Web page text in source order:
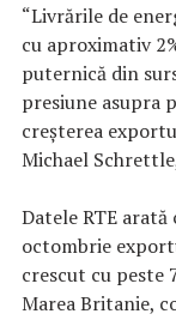
“Livrările de
cu aproximativ
puternică din
presiune asupra
creşterea
Michael
Datele RTE
octombrie
crescut cu peste
Marea Britanie,